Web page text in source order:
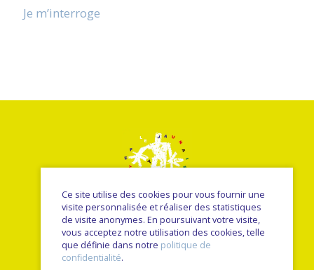
Je m’interroge
© Le petit jaunais - Nancy Sulmont 2026
une réalisation Sitedit
Ce site utilise des cookies pour vous fournir une
visite personnalisée et réaliser des statistiques
de visite anonymes. En poursuivant votre visite,
vous acceptez notre utilisation des cookies, telle
que définie dans notre politique de
confidentialité.